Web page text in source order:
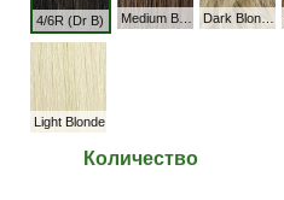
4/6R (Dr B)
Light Blonde
Количество